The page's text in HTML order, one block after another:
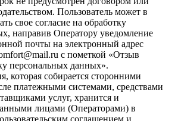
Пользователь может в
свое согласие на обработку
направив Оператору уведомление
почты на электронный адрес
с пометкой «Отзыв
персональных данных».
которая собирается сторонними
платежными системами, средствами
услуг, хранится и
лицами (Операторами) в
соглашением и